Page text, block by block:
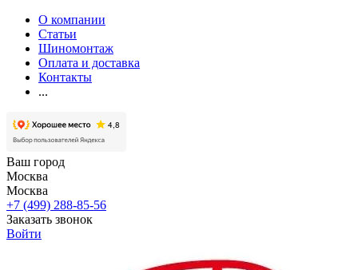
О компании
Статьи
Шиномонтаж
Оплата и доставка
Контакты
...
Ваш город
Москва
Москва
+7 (499) 288-85-56
Заказать звонок
Войти